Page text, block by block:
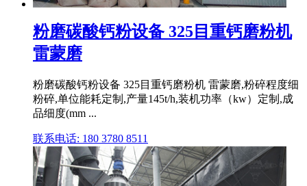
粉磨碳酸钙粉设备 325目重钙磨粉机
雷蒙磨
粉磨碳酸钙粉设备 325目重钙磨粉机 雷蒙磨,粉碎程度细
粉碎,单位能耗定制,产量145t/h,装机功率（kw）定制,成
品细度(mm ...
联系电话: 180 3780 8511